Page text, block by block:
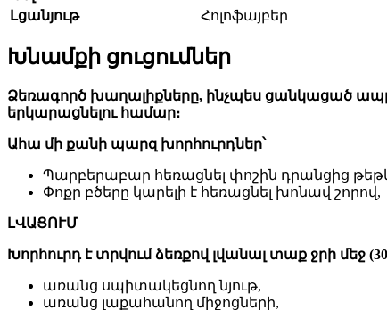
Լցանյութ
Հոլոֆայբեր
Խնամքի ցուցումներ
Ձեռագործ խաղալիքները, ինչպես ցանկացած
երկարացնելու համար։
Ահա մի քանի պարզ խորհուրդներ՝
Պարբերաբար հեռացնել փոշին դրանցից
Փոքր բծերը կարելի է հեռացնել խոնավ շորով,
ԼՎԱՑՈՒՄ
Խորհուրդ է տրվում ձեռքով լվանալ տաք ջրի մեջ
առանց սպիտակեցնող նյութ,
առանց լաքահանող միջոցների,